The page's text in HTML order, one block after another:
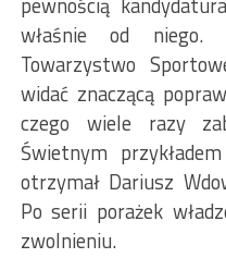
właśnie od niego.
Towarzystwo
widać znaczącą
czego wiele razy
Świetnym
otrzymał Dariusz
Po serii porażek
zwolnieniu.